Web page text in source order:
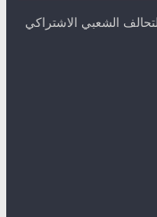
الشعبي الاشتراكي